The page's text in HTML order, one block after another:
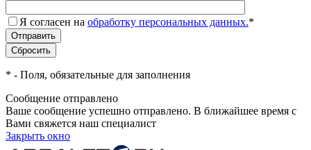
Я согласен на обработку персональных данных.*
* - Поля, обязательные для заполнения
Сообщение отправлено
Ваше сообщение успешно отправлено. В ближайшее время с
Вами свяжется наш специалист
Закрыть окно